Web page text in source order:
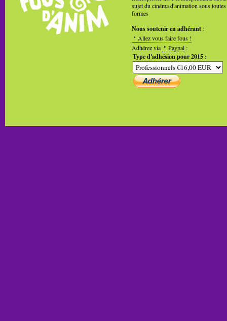
sujet du cinéma d'animation sous toutes
formes
Nous soutenir en adhérant :
Allez vous faire fous !
Adhérez via
Paypal :
Type d'adhésion pour 2015 :